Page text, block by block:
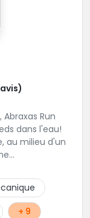
Run
dans l'eau!
au milieu d'un
matières
Gilles les
+ 9